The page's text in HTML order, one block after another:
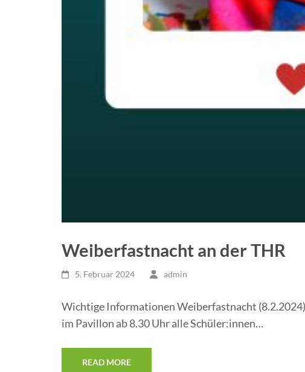
Weiberfastnacht an der THR
5. Februar 2024 admin
Wichtige Informationen Weiberfastnacht (8.2.2024)
im Pavillon ab 8.30 Uhr alle Schüler:innen…
READ MORE